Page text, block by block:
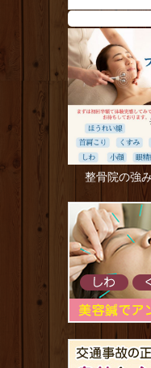
整骨院の強